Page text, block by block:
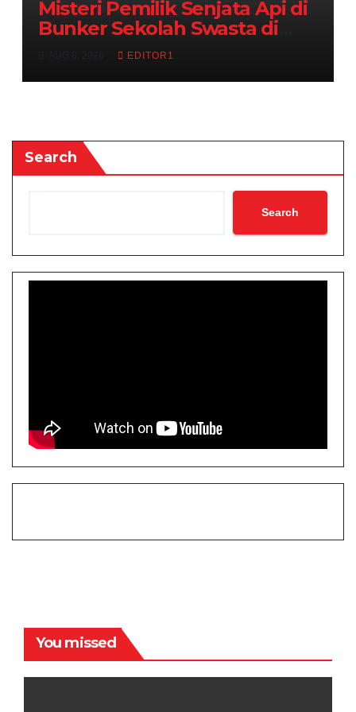
Misteri Pemilik Senjata Api di
Bunker Sekolah Swasta di
Jakarta Selatan Terungkap
EDITOR1
Search
Search
You missed